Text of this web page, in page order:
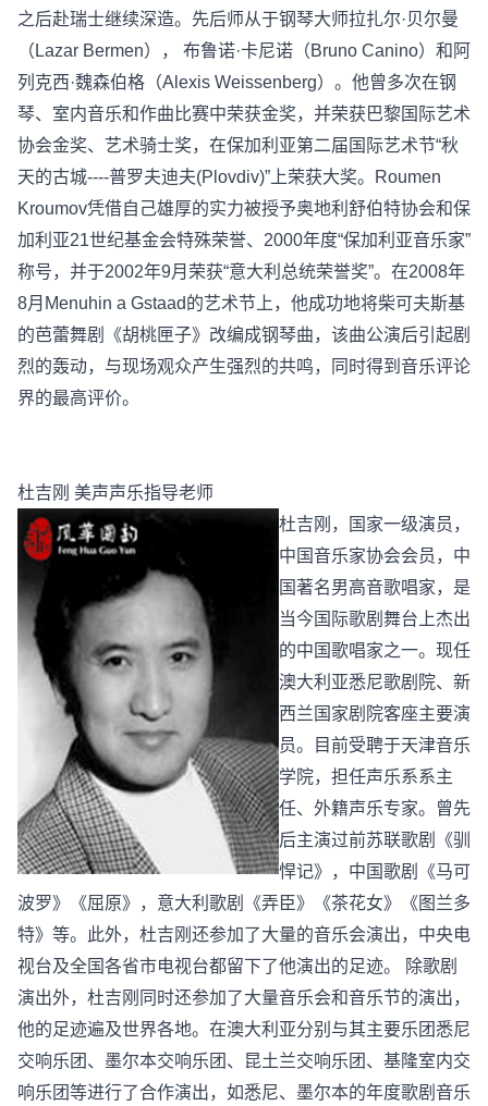
之后赴瑞士继续深造。先后师从于钢琴大师拉扎尔·贝尔曼
（Lazar Bermen）， 布鲁诺·卡尼诺（Bruno Canino）和阿
列克西·魏森伯格（Alexis Weissenberg）。他曾多次在钢
琴、室内音乐和作曲比赛中荣获金奖，并荣获巴黎国际艺术
协会金奖、艺术骑士奖，在保加利亚第二届国际艺术节“秋
天的古城----普罗夫迪夫(Plovdiv)”上荣获大奖。Roumen
Kroumov凭借自己雄厚的实力被授予奥地利舒伯特协会和保
加利亚21世纪基金会特殊荣誉、2000年度“保加利亚音乐家”
称号，并于2002年9月荣获“意大利总统荣誉奖”。在2008年
8月Menuhin a Gstaad的艺术节上，他成功地将柴可夫斯基
的芭蕾舞剧《胡桃匣子》改编成钢琴曲，该曲公演后引起剧
烈的轰动，与现场观众产生强烈的共鸣，同时得到音乐评论
界的最高评价。
杜吉刚 美声声乐指导老师
杜吉刚，国家一级演员，
中国音乐家协会会员，中
国著名男高音歌唱家，是
当今国际歌剧舞台上杰出
的中国歌唱家之一。现任
澳大利亚悉尼歌剧院、新
西兰国家剧院客座主要演
员。目前受聘于天津音乐
学院，担任声乐系系主
任、外籍声乐专家。曾先
后主演过前苏联歌剧《驯
悍记》，中国歌剧《马可
波罗》《屈原》，意大利歌剧《弄臣》《茶花女》《图兰多
特》等。此外，杜吉刚还参加了大量的音乐会演出，中央电
视台及全国各省市电视台都留下了他演出的足迹。 除歌剧
演出外，杜吉刚同时还参加了大量音乐会和音乐节的演出，
他的足迹遍及世界各地。在澳大利亚分别与其主要乐团悉尼
交响乐团、墨尔本交响乐团、昆土兰交响乐团、基隆室内交
响乐团等进行了合作演出，如悉尼、墨尔本的年度歌剧音乐